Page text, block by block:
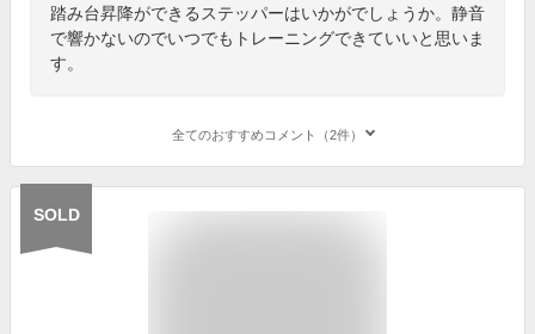
踏み台昇降ができるステッパーはいかがでしょうか。静音
で響かないのでいつでもトレーニングできていいと思いま
す。
全てのおすすめコメント（2件）
SOLD